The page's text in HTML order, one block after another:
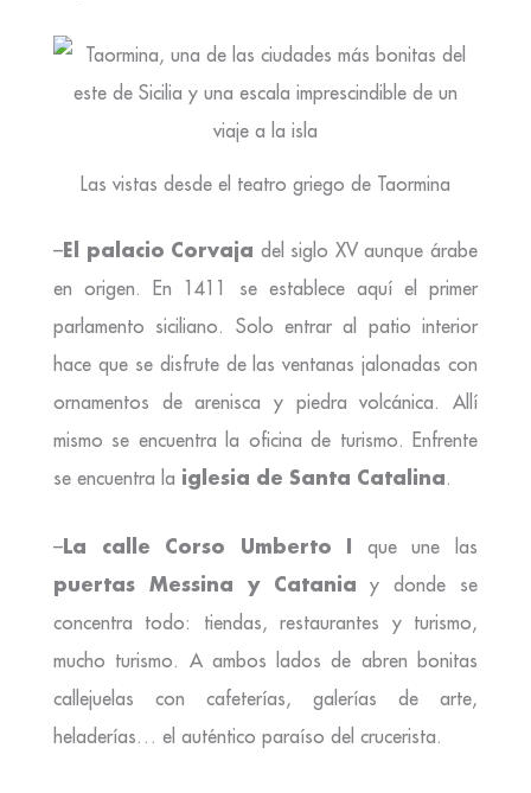
Las vistas desde el teatro griego de Taormina
–El palacio Corvaja del siglo XV aunque árabe
en origen. En 1411 se establece aquí el primer
parlamento siciliano. Solo entrar al patio interior
hace que se disfrute de las ventanas jalonadas con
ornamentos de arenisca y piedra volcánica. Allí
mismo se encuentra la oficina de turismo. Enfrente
se encuentra la iglesia de Santa Catalina.
–La calle Corso Umberto I que une las
puertas Messina y Catania y donde se
concentra todo: tiendas, restaurantes y turismo,
mucho turismo. A ambos lados de abren bonitas
callejuelas con cafeterías, galerías de arte,
heladerías… el auténtico paraíso del crucerista.